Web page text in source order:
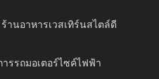
านอาหารเวสเทิร์นสไตล์ดี
ารรถมอเตอร์ไซค์ไฟฟ้า